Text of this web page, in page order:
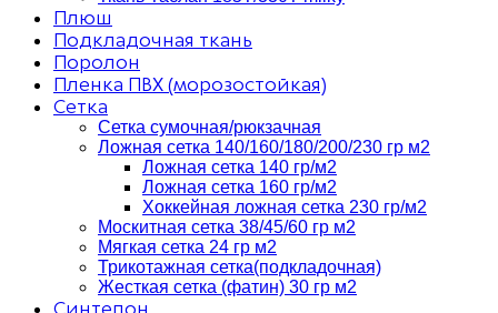
Плюш
Подкладочная ткань
Поролон
Пленка ПВХ (морозостойкая)
Сетка
Сетка сумочная/рюкзачная
Ложная сетка 140/160/180/200/230 гр м2
Ложная сетка 140 гр/м2
Ложная сетка 160 гр/м2
Хоккейная ложная сетка 230 гр/м2
Москитная сетка 38/45/60 гр м2
Мягкая сетка 24 гр м2
Трикотажная сетка(подкладочная)
Жесткая сетка (фатин) 30 гр м2
Синтепон